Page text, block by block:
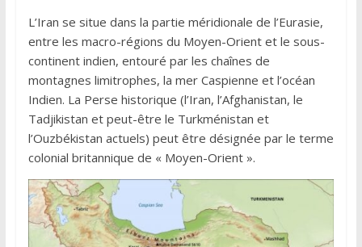
L’Iran se situe dans la partie méridionale de l’Eurasie,
entre les macro-régions du Moyen-Orient et le sous-
continent indien, entouré par les chaînes de
montagnes limitrophes, la mer Caspienne et l’océan
Indien. La Perse historique (l’Iran, l’Afghanistan, le
Tadjikistan et peut-être le Turkménistan et
l’Ouzbékistan actuels) peut être désignée par le terme
colonial britannique de « Moyen-Orient ».